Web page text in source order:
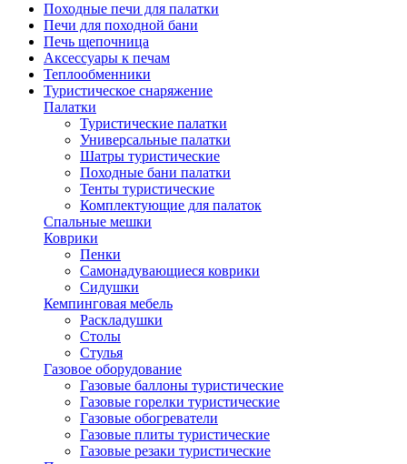
Походные печи для палатки
Печи для походной бани
Печь щепочница
Аксессуары к печам
Теплообменники
Туристическое снаряжение
Палатки
Туристические палатки
Универсальные палатки
Шатры туристические
Походные бани палатки
Тенты туристические
Комплектующие для палаток
Спальные мешки
Коврики
Пенки
Самонадувающиеся коврики
Сидушки
Кемпинговая мебель
Раскладушки
Столы
Стулья
Газовое оборудование
Газовые баллоны туристические
Газовые горелки туристические
Газовые обогреватели
Газовые плиты туристические
Газовые резаки туристические